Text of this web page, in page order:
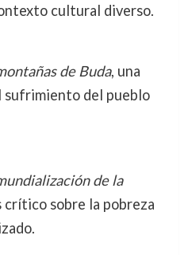
cultural diverso.
de Buda, una
sufrimiento del pueblo
de la
crítico sobre la pobreza